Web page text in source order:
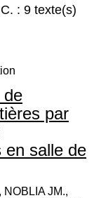
: 9 texte(s)
de
par
en salle de
NOBLIA JM.,